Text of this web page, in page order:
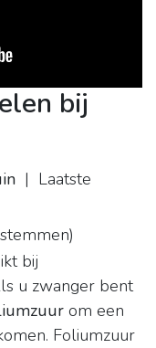
bij
| Laatste
)
bij
u zwanger bent
om een
Foliumzuur